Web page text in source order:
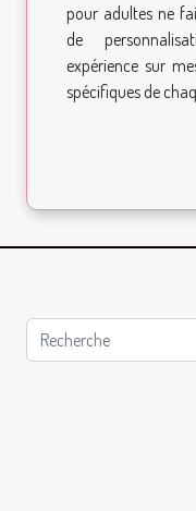
pour adultes ne
de
expérience sur
spécifiques de